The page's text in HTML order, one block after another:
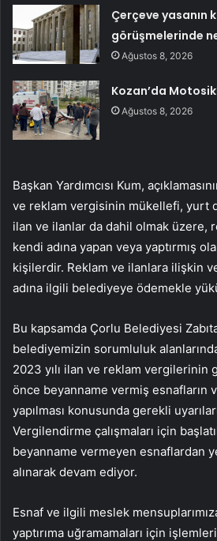
Çerçeve yasanın
görüşmelerinde
Ağustos 8, 2026
Kozan’da
Ağustos 8, 2026
Başkan Yardımcısı Kum,
ve reklam vergisinin mükellefi, yurt
ilan ve ilanlar da dahil olmak üzere,
kendi adına yapan veya yaptırmış
kişilerdir. Reklam ve ilanlara ilişkin
adına ilgili belediyeye ödemekle
Bu kapsamda Çorlu Belediyesi
belediyemizin sorumluluk
2023 yılı ilan ve reklam vergilerinin
önce beyanname vermiş esnafların
yapılması konusunda gerekli
Vergilendirme çalışmaları için
beyanname vermeyen esnaflardan
alınarak devam ediyor.
Esnaf ve ilgili meslek
yaptırıma uğramamaları için